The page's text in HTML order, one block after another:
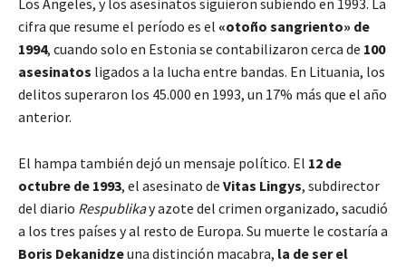
Los Ángeles, y los asesinatos siguieron subiendo en 1993. La
cifra que resume el período es el «otoño sangriento» de
1994, cuando solo en Estonia se contabilizaron cerca de 100
asesinatos ligados a la lucha entre bandas. En Lituania, los
delitos superaron los 45.000 en 1993, un 17% más que el año
anterior.
El hampa también dejó un mensaje político. El 12 de
octubre de 1993, el asesinato de Vitas Lingys, subdirector
del diario Respublikay azote del crimen organizado, sacudió
a los tres países y al resto de Europa. Su muerte le costaría a
Boris Dekanidzeuna distinción macabra, la de ser el